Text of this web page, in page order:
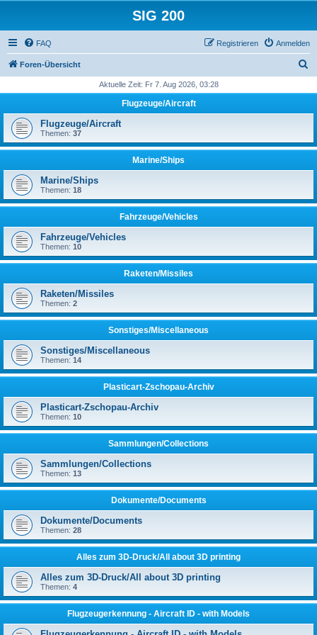
SIG 200
FAQ Anmelden
Registrieren
Foren-Übersicht
h
Aktuelle Zeit: Fr 7. Aug 2026, 03:28
Flugzeuge/Aircraft
Flugzeuge/Aircraft
Themen: 37
Marine/Ships
Marine/Ships
Themen: 18
Fahrzeuge/Vehicles
Fahrzeuge/Vehicles
Themen: 10
Raketen/Missiles
Raketen/Missiles
Themen: 2
Sonstiges/Miscellaneous
Sonstiges/Miscellaneous
Themen: 14
Plasticart-Zschopau-Archiv
Plasticart-Zschopau-Archiv
Themen: 10
Sammlungen/Collections
Sammlungen/Collections
Themen: 13
Dokumente/Documents
Dokumente/Documents
Themen: 28
Alles zum 3D-Druck/All about 3D printing
Alles zum 3D-Druck/All about 3D printing
Themen: 4
Flugzeugerkennung - Aircraft ID - with Models